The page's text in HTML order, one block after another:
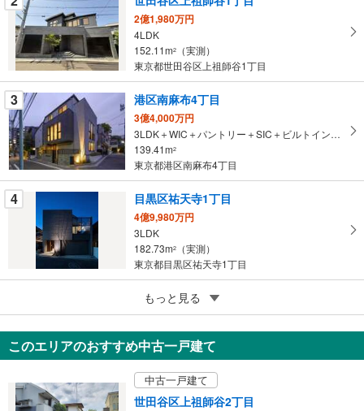
を
マ
イ
ペ
ー
ジ
に
保
存
す
る
2億1,980万円
4LDK
152.11m2
（実測）
東京都世田谷区上祖師谷1丁目
3 港区南麻布4丁目
3億4,000万円
3LDK＋WIC＋パントリー＋SIC＋ビルトインガレージ1台
139.41m2
東京都港区南麻布4丁目
4 目黒区祐天寺1丁目
4億9,980万円
3LDK
182.73m2
（実測）
東京都目黒区祐天寺1丁目
目黒区上目黒2丁目
6,980万円
2SLDK
70.2m2（実測）
東京都目黒区上目黒2丁目
もっと見る
このエリアのおすすめ中古一戸建て
中古一戸建て
世田谷区上祖師谷2丁目